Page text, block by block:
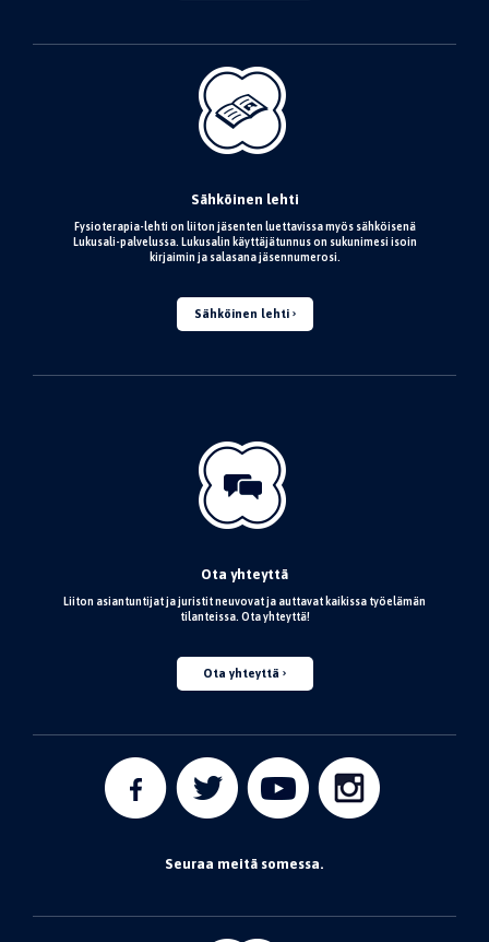
Sähköinen lehti
Fysioterapia-lehti on liiton jäsenten luettavissa myös sähköisenä
Lukusali-palvelussa. Lukusalin käyttäjätunnus on sukunimesi isoin
kirjaimin ja salasana jäsennumerosi.
Sähköinen lehti
Ota yhteyttä
Liiton asiantuntijat ja juristit neuvovat ja auttavat kaikissa työelämän
tilanteissa. Ota yhteyttä!
Ota yhteyttä
Seuraa meitä somessa.